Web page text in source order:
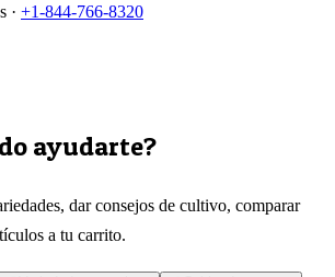
· +1-844-766-8320
ayudarte?
dar consejos de cultivo, comparar
a tu carrito.